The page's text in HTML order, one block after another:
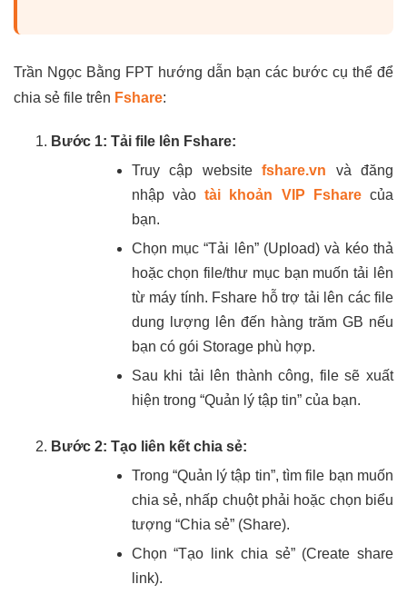
Trần Ngọc Bằng FPT hướng dẫn bạn các bước cụ thể để
chia sẻ file trên Fshare:
Bước 1: Tải file lên Fshare:
Truy cập websitefshare.vn và đăng
nhập vàotài khoản VIP Fsharecủa
bạn.
Chọn mục “Tải lên” (Upload) và kéo thả
hoặc chọn file/thư mục bạn muốn tải lên
từ máy tính. Fshare hỗ trợ tải lên các file
dung lượng lên đến hàng trăm GB nếu
bạn có gói Storage phù hợp.
Sau khi tải lên thành công, file sẽ xuất
hiện trong “Quản lý tập tin” của bạn.
Bước 2: Tạo liên kết chia sẻ:
Trong “Quản lý tập tin”, tìm file bạn muốn
chia sẻ, nhấp chuột phải hoặc chọn biểu
tượng “Chia sẻ” (Share).
Chọn “Tạo link chia sẻ” (Create share
link).